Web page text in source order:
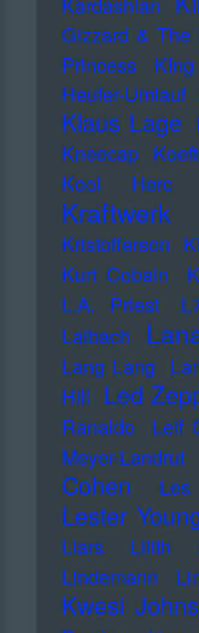
Gizzard & The
Princess
Heufer-Umlauf
Klaus Lage
Kneecap
Kool Herc
Kraftwerk
Kristofferson
Kurt Cobain
L.A. Priest
Laibach
Lang Lang
Hill Led
Ranaldo
Leif
Meyer-Landrut
Cohen
Lester
Liars
Lilith
Lindemann
Kwesi